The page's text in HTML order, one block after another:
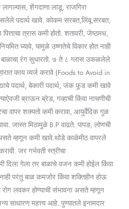
शेंगदाणा लाडू, राजगिरा
पदार्थ खावे. कोकम सरबत,लिंबू सरबत,
त्रास कमी होतो. शतावरी, जेष्ठमध,
घ्यावे, यामुळे उष्णतेचे विकार होत नाही
रंग सुधारतो. ७ ते ८ ग्लास उकळलेले
काय व्यर्ज करावे (Foods to Avoid in
पदार्थ, बेकारी पदार्थ, जंक फूड कमी खावे
ब्राऊन ब्रेड, गव्हाची किंवा नाचणीची
वापर शक्यतो कमी करावा, आयुर्वेदिक गुळ
जास्त मिठामुळे B.P वाढते. पापड, लोणची
म्हणून कमी खावे.थोडे काळेमीठ वापरले
जर गर्भवती स्त्रीचा
गेला तर बाळाचे वजन कमी होईल किंवा
परंतु बाळ कमजोर किंवा शक्तिहीन होऊ
रोग लवकर होण्याची संभावना असते म्हणून
साधारण महत्त्व आहे. पुण्यातले इनामदार